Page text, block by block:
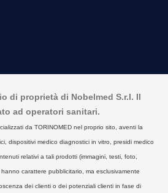
di proprietà di Nobelmed S.r.l. Il
ad operatori sanitari.
da TORINOMED nel proprio sito, aventi la
dispositivi medico diagnostici in vitro, presidi medico
relativi a tali prodotti (immagini, testi, foto,
carattere pubblicitario, ma esclusivamente
dei clienti o dei potenziali clienti in fase di